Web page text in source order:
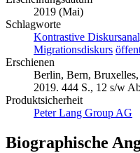
2019 (Mai)
Schlagworte
Kontrastive
Migrationsdiskurs
Erschienen
Berlin, Bern,
2019. 444 S., 12 s/w
Produktsicherheit
Peter Lang Group AG
Biographische